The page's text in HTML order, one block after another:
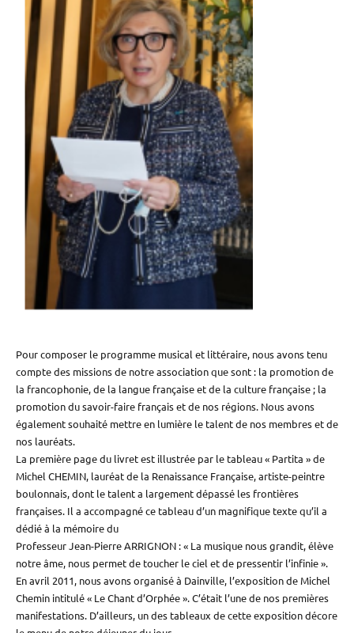
Pour composer le programme musical et littéraire, nous avons tenu
compte des missions de notre association que sont : la promotion de
la francophonie, de la langue française et de la culture française ; la
promotion du savoir-faire français et de nos régions. Nous avons
également souhaité mettre en lumière le talent de nos membres et de
nos lauréats.
La première page du livret est illustrée par le tableau « Partita » de
Michel CHEMIN, lauréat de la Renaissance Française, artiste-peintre
boulonnais, dont le talent a largement dépassé les frontières
françaises. Il a accompagné ce tableau d’un magnifique texte qu’il a
dédié à la mémoire du
Professeur Jean-Pierre ARRIGNON : « La musique nous grandit, élève
notre âme, nous permet de toucher le ciel et de pressentir l’infinie ».
En avril 2011, nous avons organisé à Dainville, l’exposition de Michel
Chemin intitulé « Le Chant d’Orphée ». C’était l’une de nos premières
manifestations. D’ailleurs, un des tableaux de cette exposition décore